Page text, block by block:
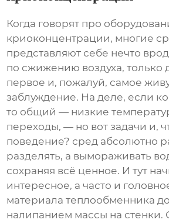
Когда говорят про
криоконцентрации, многие
представляют себе нечто
по сжижению воздуха, только
первое и, пожалуй, самое
заблуждение. На деле, если
то общий — низкие
переходы, — но вот задачи и,
поведение? сред абсолютно
разделять, а вымораживать
сохраняя всё ценное. И тут
интересное, а часто и
материала теплообменника
налипанием массы на стенки.